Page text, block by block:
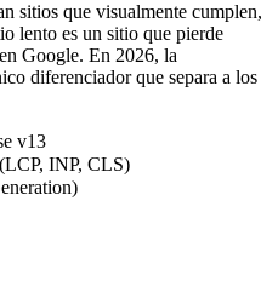
sitios que visualmente cumplen,
lento es un sitio que pierde
Google. En 2026, la
diferenciador que separa a los
v13
INP, CLS)